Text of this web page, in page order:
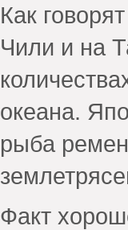
Как
Чили и на
океана.
рыба
Факт